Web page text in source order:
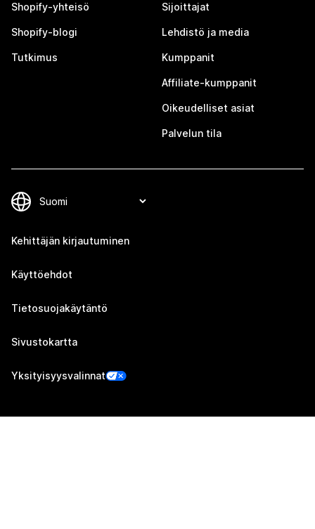
Shopify-yhteisö
Shopify-blogi
Tutkimus
Sijoittajat
Lehdistö ja media
Kumppanit
Affiliate-kumppanit
Oikeudelliset asiat
Palvelun tila
Kehittäjän kirjautuminen
Käyttöehdot
Tietosuojakäytäntö
Sivustokartta
Yksityisyysvalinnat